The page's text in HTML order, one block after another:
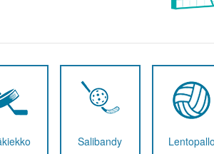
Salibandy Lentopallo